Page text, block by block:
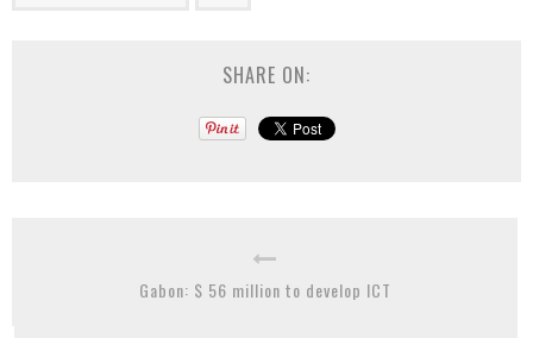
SHARE ON:
Gabon: $ 56 million to develop ICT